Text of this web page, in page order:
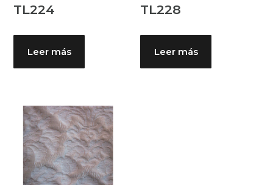
TL224
Leer más
TL228
Leer más